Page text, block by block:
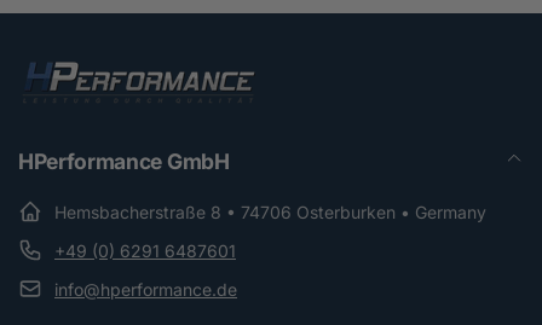
HPerformance GmbH
Hemsbacherstraße 8 • 74706 Osterburken • Germany
+49 (0) 6291 6487601
info@hperformance.de